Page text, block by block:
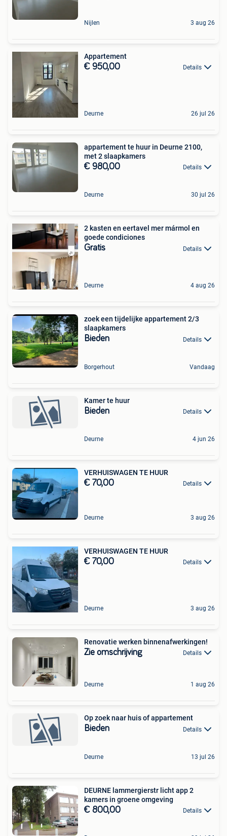
Nijlen 3 aug 26
Appartement
€ 950,00 Details
Deurne 26 jul 26
appartement te huur in Deurne 2100,
met 2 slaapkamers
€ 980,00 Details
Deurne 30 jul 26
2 kasten en eertavel mer mármol en
goede condiciones
Gratis Details
Deurne 4 aug 26
zoek een tijdelijke appartement 2/3
slaapkamers
Bieden Details
Borgerhout Vandaag
Kamer te huur
Bieden Details
Deurne 4 jun 26
VERHUISWAGEN TE HUUR
€ 70,00 Details
Deurne 3 aug 26
VERHUISWAGEN TE HUUR
€ 70,00 Details
Deurne 3 aug 26
Renovatie werken binnenafwerkingen!
Zie omschrijving Details
Deurne 1 aug 26
Op zoek naar huis of appartement
Bieden Details
Deurne 13 jul 26
DEURNE lammergierstr licht app 2
kamers in groene omgeving
€ 800,00 Details